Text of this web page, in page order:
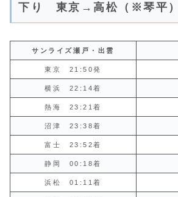
下り 東京→高松（※琴平
サンライズ瀬戸・出雲
東京 21:50発
横浜 22:14着
熱海 23:21着
沼津 23:38着
富士 23:52着
静岡 00:18着
浜松 01:11着